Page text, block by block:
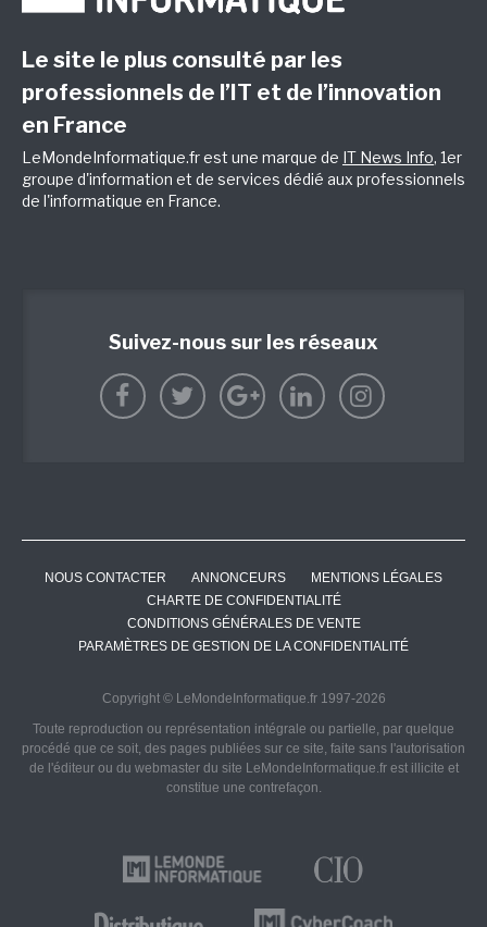
Le site le plus consulté par les
professionnels de l’IT et de l’innovation
en France
LeMondeInformatique.fr est une marque de IT News Info, 1er
groupe d'information et de services dédié aux professionnels
de l'informatique en France.
Suivez-nous sur les réseaux
NOUS CONTACTER ANNONCEURS
MENTIONS LÉGALES
CHARTE DE CONFIDENTIALITÉ
CONDITIONS GÉNÉRALES DE VENTE
PARAMÈTRES DE GESTION DE LA CONFIDENTIALITÉ
Copyright © LeMondeInformatique.fr 1997-2026
Toute reproduction ou représentation intégrale ou partielle, par quelque
procédé que ce soit, des pages publiées sur ce site, faite sans l'autorisation
de l'éditeur ou du webmaster du site LeMondeInformatique.fr est illicite et
constitue une contrefaçon.